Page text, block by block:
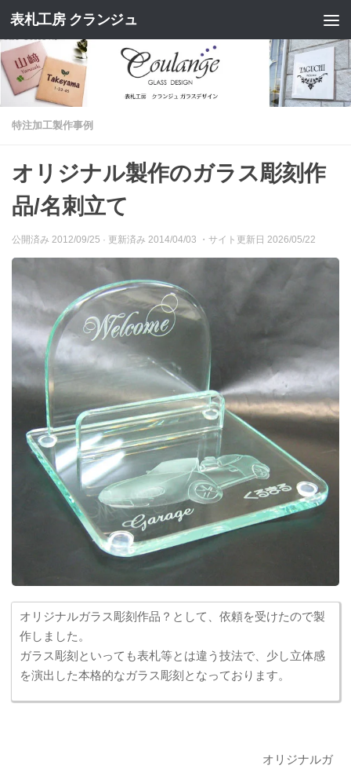
コンテンツへスキップ
表札工房 クランジュ
特注加工製作事例
オリジナル製作のガラス彫刻作
品/名刺立て
公開済み 2012/09/25 · 更新済み 2014/04/03 ・サイト更新日 2026/05/22
オリジナルガラス彫刻作品？として、依頼を受けたので製
作しました。
ガラス彫刻といっても表札等とは違う技法で、少し立体感
を演出した本格的なガラス彫刻となっております。
オリジナルガ